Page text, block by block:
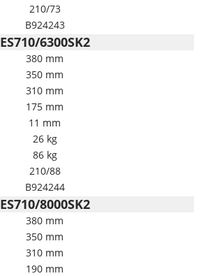
210/73
B924243
ES710/6300SK2
380 mm
350 mm
310 mm
175 mm
11 mm
26 kg
86 kg
210/88
B924244
ES710/8000SK2
380 mm
350 mm
310 mm
190 mm